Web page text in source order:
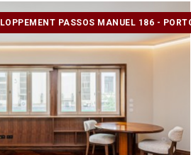
PASSOS MANUEL 186 -